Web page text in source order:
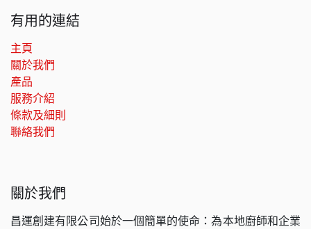
有用的連結
主頁
關於我們
產品
服務介紹
條款及細則
聯絡我們
關於我們
昌運創建有限公司始於一個簡單的使命：為本地廚師和企業